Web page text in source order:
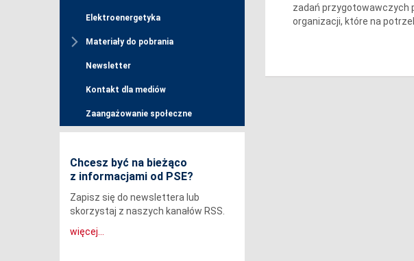
Elektroenergetyka
Materiały do pobrania
Newsletter
Kontakt dla mediów
Zaangażowanie społeczne
Chcesz być na bieżąco
z informacjami od PSE?
Zapisz się do newslettera lub
skorzystaj z naszych kanałów RSS.
więcej...
zadań przygotowawczych
organizacji, które na